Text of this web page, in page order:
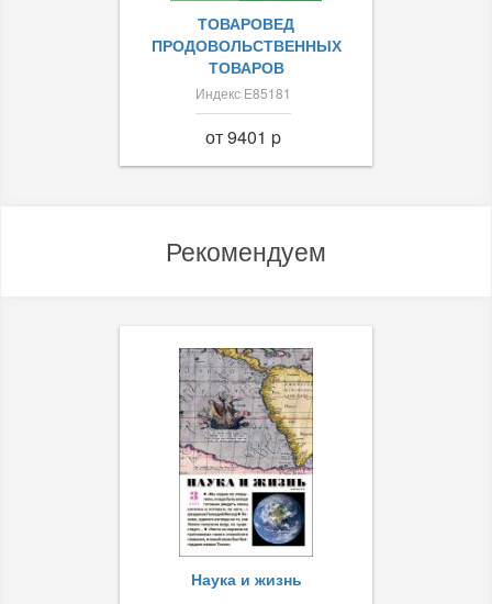
ТОВАРОВЕД
ПРОДОВОЛЬСТВЕННЫХ
ТОВАРОВ
Индекс Е85181
от 9401 p
Рекомендуем
Наука и жизнь